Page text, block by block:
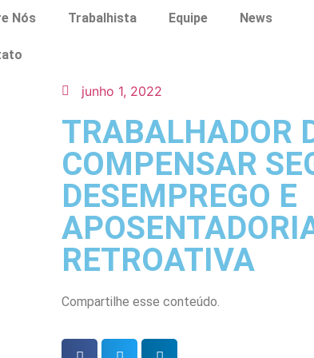
Nós Trabalhista Equipe News
junho 1, 2022
TRABALHADOR
COMPENSAR
DESEMPREGO E
RETROATIVA
Compartilhe esse conteúdo.